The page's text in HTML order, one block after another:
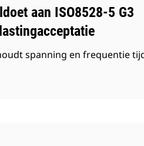
aan ISO8528-5 G3
spanning en frequentie